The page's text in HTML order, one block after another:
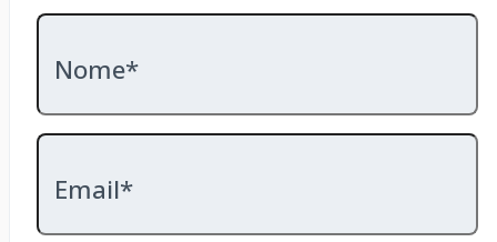
Nome*
Email*